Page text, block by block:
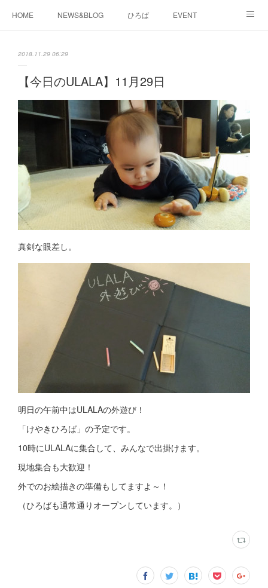
HOME NEWS&BLOG ひろば EVENT
2018.11.29 06:29
【今日のULALA】11月29日
真剣な眼差し。
明日の午前中はULALAの外遊び！
「けやきひろば」の予定です。
10時にULALAに集合して、みんなで出掛けます。
現地集合も大歓迎！
外でのお絵描きの準備もしてますよ～！
（ひろばも通常通りオープンしています。）